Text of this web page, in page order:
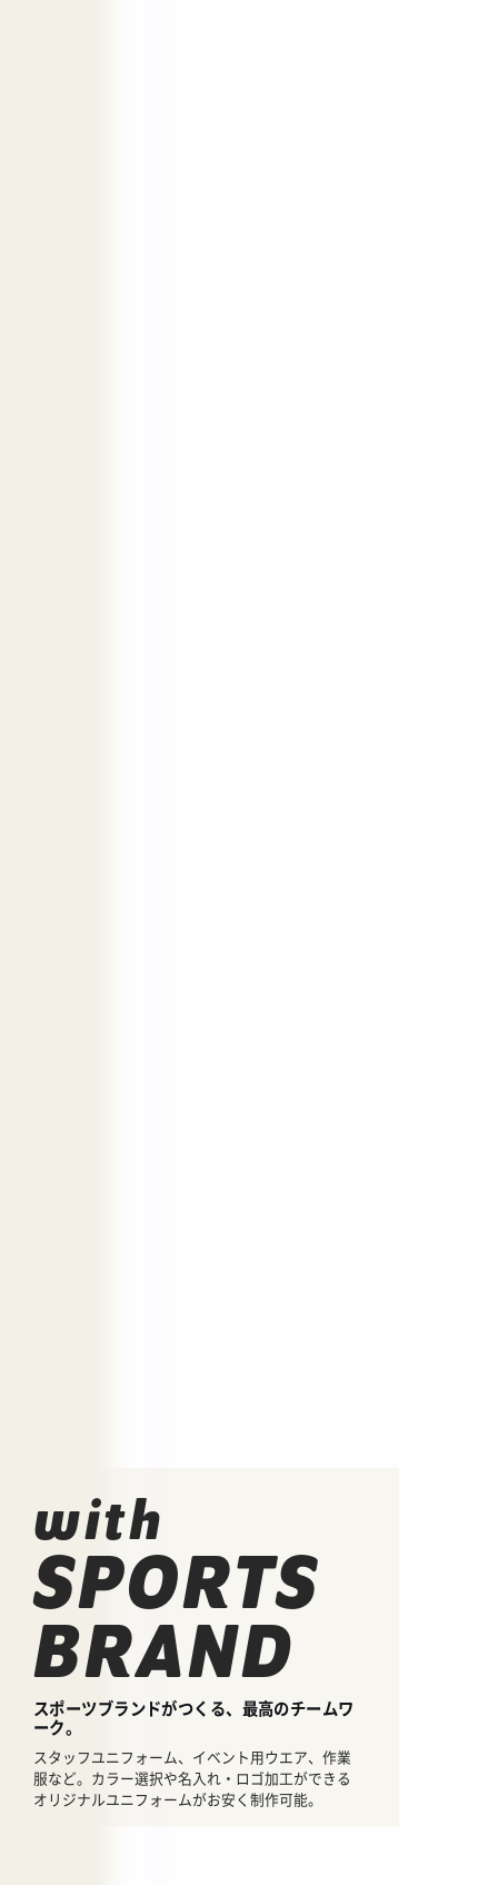
with
SPORTS
BRAND
スポーツブランドがつくる、最高のチームワ
ーク。
スタッフユニフォーム、イベント用ウエア、作業
服など。カラー選択や名入れ・ロゴ加工ができる
オリジナルユニフォームがお安く制作可能。